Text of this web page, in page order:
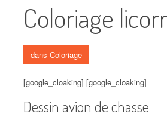
Coloriage
dans Coloriage
[google_cloaking] [google_cloaking]
Dessin avion de chasse